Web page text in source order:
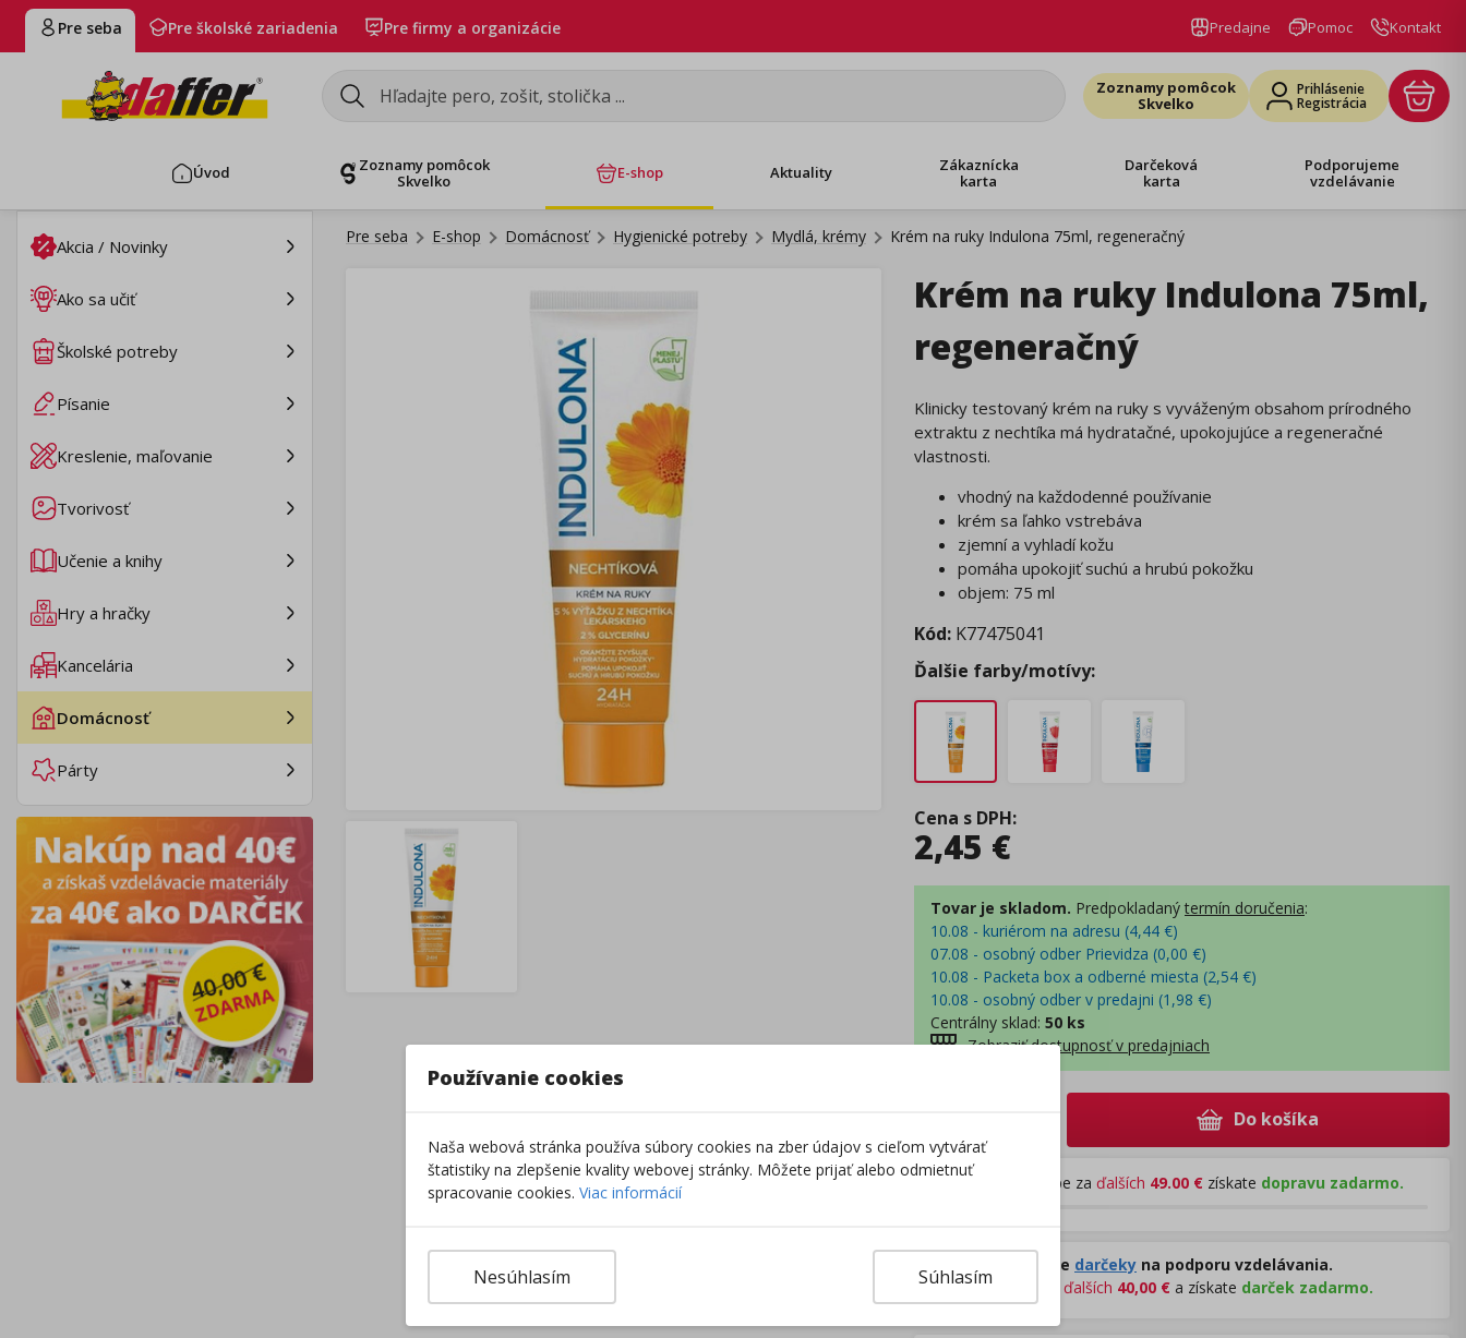
Pre seba Pre školské zariadenia Pre firmy a organizácie Predajne Pomoc Kontakt
Zoznamy pomôcok
Skvelko
Prihlásenie
Registrácia
Úvod
Zoznamy pomôcok
Skvelko
E-shop Aktuality
Zákaznícka
karta
Darčeková
karta
Podporujeme
vzdelávanie
Akcia / Novinky
Ako sa učiť
Školské potreby
Písanie
Kreslenie, maľovanie
Tvorivosť
Učenie a knihy
Hry a hračky
Kancelária
Domácnosť
Párty
Pre seba E-shop Domácnosť Hygienické potreby Mydlá, krémy Krém na ruky Indulona 75ml, regeneračný
Krém na ruky Indulona 75ml,
regeneračný
Klinicky testovaný krém na ruky s vyváženým obsahom prírodného
extraktu z nechtíka má hydratačné, upokojujúce a regeneračné
vlastnosti.
vhodný na každodenné používanie
krém sa ľahko vstrebáva
zjemní a vyhladí kožu
pomáha upokojiť suchú a hrubú pokožku
objem: 75 ml
Kód: K77475041
Ďalšie farby/motívy:
Cena s DPH:
2,45 €
Tovar je skladom. Predpokladaný termín doručenia:
10.08 - kuriérom na adresu (4,44 €)
07.08 - osobný odber Prievidza (0,00 €)
10.08 - Packeta box a odberné miesta (2,54 €)
10.08 - osobný odber v predajni (1,98 €)
Centrálny sklad: 50 ks
Zobraziť dostupnosť v predajniach
Do košíka
Pri nákupe za ďalších 49.00 € získate dopravu zadarmo.
Rozdávame darčeky na podporu vzdelávania.
Nakúpte za
ďalších 40,00 € a získate darček zadarmo.
Používanie cookies
Naša webová stránka používa súbory cookies na zber údajov s cieľom vytvárať
štatistiky na zlepšenie kvality webovej stránky. Môžete prijať alebo odmietnuť
spracovanie cookies. Viac informácií
Súhlasím
Nesúhlasím